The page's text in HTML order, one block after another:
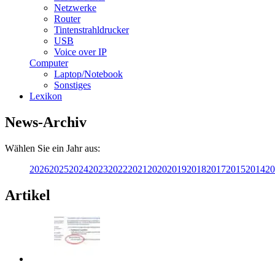
Netzwerke
Router
Tintenstrahldrucker
USB
Voice over IP
Computer
Laptop/Notebook
Sonstiges
Lexikon
News-Archiv
Wählen Sie ein Jahr aus:
202620252024202320222021 202020192018201720152014
Artikel